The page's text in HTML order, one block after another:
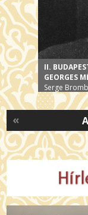
II.
GEORGES
Serge
«